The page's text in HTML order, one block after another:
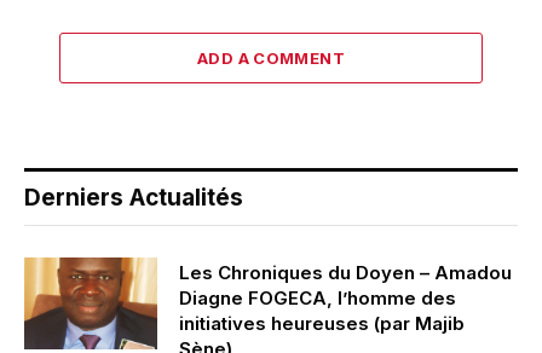
ADD A COMMENT
Derniers Actualités
Les Chroniques du Doyen – Amadou
Diagne FOGECA, l’homme des
initiatives heureuses (par Majib